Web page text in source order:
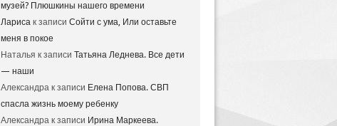
музей? Плюшкины нашего времени
Лариса к записи Сойти с ума, Или оставьте
меня в покое
Наталья к записи Татьяна Леднева. Все дети
— наши
Александра к записи Елена Попова. СВП
спасла жизнь моему ребенку
Александра к записи Ирина Маркеева.